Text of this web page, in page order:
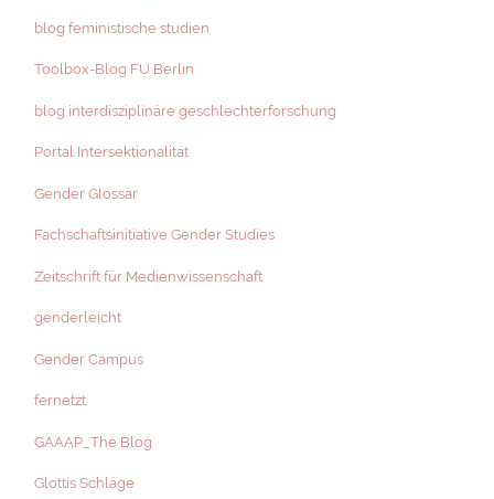
blog feministische studien
Toolbox-Blog FU Berlin
blog interdisziplinäre geschlechterforschung
Portal Intersektionalität
Gender Glossar
Fachschaftsinitiative Gender Studies
Zeitschrift für Medienwissenschaft
genderleicht
Gender Campus
fernetzt
GAAAP_The Blog
Glottis Schläge